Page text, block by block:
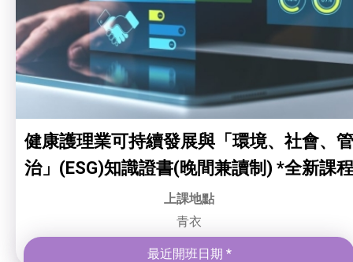
健康護理業可持續發展與「環境、社會、管
治」(ESG)知識證書(晚間兼讀制) *全新課程
上課地點
青衣
最近開班日期 *